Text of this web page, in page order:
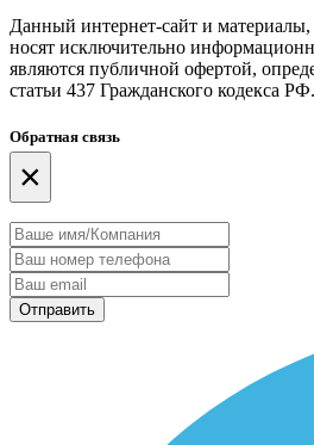
Данный интернет-сайт и
носят исключительно
являются публичной офертой,
статьи 437 Гражданского кодекса РФ.
Обратная связь
×
Отправить